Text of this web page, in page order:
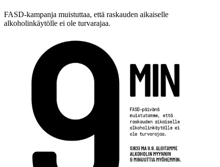
FASD-kampanja muistuttaa, että raskauden aikaiselle
alkoholinkäytölle ei ole turvarajaa.